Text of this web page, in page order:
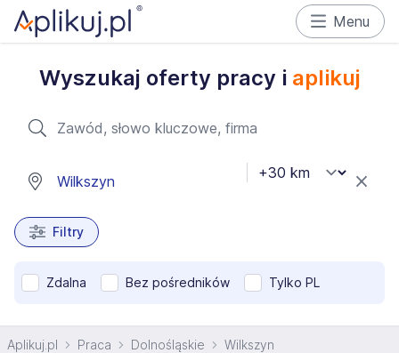
Menu
Wyszukaj oferty pracy i aplikuj
Filtry
Zdalna Bez pośredników Tylko PL
Aplikuj.pl Praca Dolnośląskie Wilkszyn